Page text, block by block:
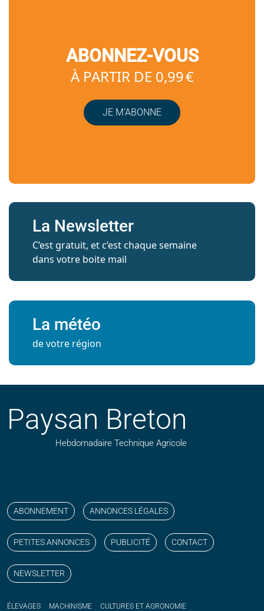
ABONNEZ-VOUS
À PARTIR DE 0,99 €
JE M’ABONNE
La Newsletter
C’est gratuit, et c’est chaque semaine
dans votre boite mail
La météo
de votre région
Paysan Breton
Hebdomadaire Technique Agricole
ABONNEMENT ANNONCES LÉGALES
PETITES ANNONCES PUBLICITÉ CONTACT
NEWSLETTER
ÉLEVAGES MACHINISME CULTURES ET AGRONOMIE